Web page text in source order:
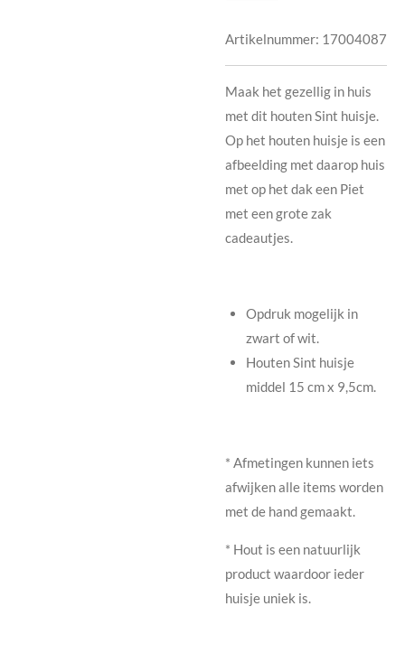
Artikelnummer: 17004087
Maak het gezellig in huis
met dit houten Sint huisje.
Op het houten huisje is een
afbeelding met daarop huis
met op het dak een Piet
met een grote zak
cadeautjes.
Opdruk mogelijk in
zwart of wit.
Houten Sint huisje
middel 15 cm x 9,5cm.
* Afmetingen kunnen iets
afwijken alle items worden
met de hand gemaakt.
* Hout is een natuurlijk
product waardoor ieder
huisje uniek is.